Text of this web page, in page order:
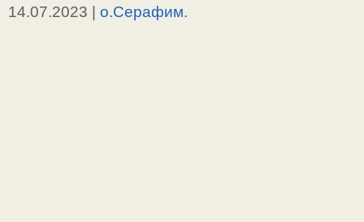
14.07.2023 | о.Серафим.